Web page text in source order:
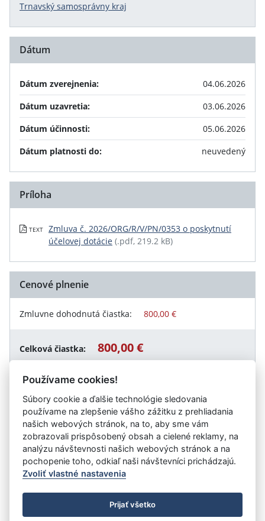
Trnavský samosprávny kraj
Dátum
Dátum zverejnenia:
04.06.2026
Dátum uzavretia:
03.06.2026
Dátum účinnosti:
05.06.2026
Dátum platnosti do:
neuvedený
Príloha
TEXT
Zmluva č. 2026/ORG/R/V/PN/0353 o poskytnutí
účelovej dotácie (.pdf, 219.2 kB)
Cenové plnenie
Zmluvne dohodnutá čiastka: 800,00 €
Celková čiastka: 800,00 €
Návrat späť
Vystavil:Trnavský samosprávny kraj
Úrad vlády SR
- Všetky práva vyhradené
Prehlásenie o prístupnosti
Zmluvy do 31.12.2010
Používame cookies!
Súbory cookie a ďalšie technológie sledovania
používame na zlepšenie vášho zážitku z prehliadania
našich webových stránok, na to, aby sme vám
zobrazovali prispôsobený obsah a cielené reklamy, na
analýzu návštevnosti našich webových stránok a na
pochopenie toho, odkiaľ naši návštevníci prichádzajú.
Zvoliť vlastné nastavenia
Prijať všetko